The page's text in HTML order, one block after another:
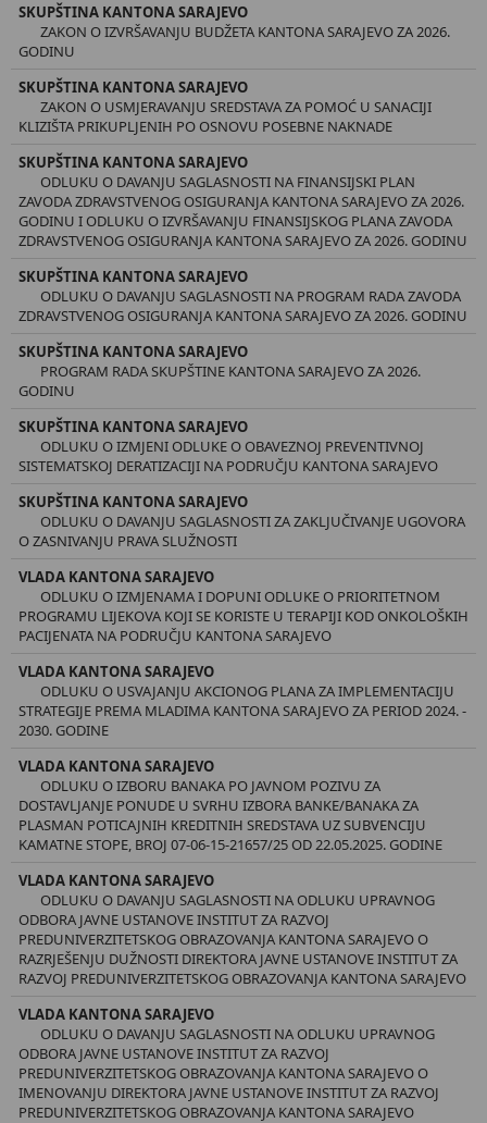
SKUPŠTINA KANTONA SARAJEVO
ZAKON O IZVRŠAVANJU BUDŽETA KANTONA SARAJEVO ZA 2026.
GODINU
SKUPŠTINA KANTONA SARAJEVO
ZAKON O USMJERAVANJU SREDSTAVA ZA POMOĆ U SANACIJI
KLIZIŠTA PRIKUPLJENIH PO OSNOVU POSEBNE NAKNADE
SKUPŠTINA KANTONA SARAJEVO
ODLUKU O DAVANJU SAGLASNOSTI NA FINANSIJSKI PLAN
ZAVODA ZDRAVSTVENOG OSIGURANJA KANTONA SARAJEVO ZA 2026.
GODINU I ODLUKU O IZVRŠAVANJU FINANSIJSKOG PLANA ZAVODA
ZDRAVSTVENOG OSIGURANJA KANTONA SARAJEVO ZA 2026. GODINU
SKUPŠTINA KANTONA SARAJEVO
ODLUKU O DAVANJU SAGLASNOSTI NA PROGRAM RADA ZAVODA
ZDRAVSTVENOG OSIGURANJA KANTONA SARAJEVO ZA 2026. GODINU
SKUPŠTINA KANTONA SARAJEVO
PROGRAM RADA SKUPŠTINE KANTONA SARAJEVO ZA 2026.
GODINU
SKUPŠTINA KANTONA SARAJEVO
ODLUKU O IZMJENI ODLUKE O OBAVEZNOJ PREVENTIVNOJ
SISTEMATSKOJ DERATIZACIJI NA PODRUČJU KANTONA SARAJEVO
SKUPŠTINA KANTONA SARAJEVO
ODLUKU O DAVANJU SAGLASNOSTI ZA ZAKLJUČIVANJE UGOVORA
O ZASNIVANJU PRAVA SLUŽNOSTI
VLADA KANTONA SARAJEVO
ODLUKU O IZMJENAMA I DOPUNI ODLUKE O PRIORITETNOM
PROGRAMU LIJEKOVA KOJI SE KORISTE U TERAPIJI KOD ONKOLOŠKIH
PACIJENATA NA PODRUČJU KANTONA SARAJEVO
VLADA KANTONA SARAJEVO
ODLUKU O USVAJANJU AKCIONOG PLANA ZA IMPLEMENTACIJU
STRATEGIJE PREMA MLADIMA KANTONA SARAJEVO ZA PERIOD 2024. -
2030. GODINE
VLADA KANTONA SARAJEVO
ODLUKU O IZBORU BANAKA PO JAVNOM POZIVU ZA
DOSTAVLJANJE PONUDE U SVRHU IZBORA BANKE/BANAKA ZA
PLASMAN POTICAJNIH KREDITNIH SREDSTAVA UZ SUBVENCIJU
KAMATNE STOPE, BROJ 07-06-15-21657/25 OD 22.05.2025. GODINE
VLADA KANTONA SARAJEVO
ODLUKU O DAVANJU SAGLASNOSTI NA ODLUKU UPRAVNOG
ODBORA JAVNE USTANOVE INSTITUT ZA RAZVOJ
PREDUNIVERZITETSKOG OBRAZOVANJA KANTONA SARAJEVO O
RAZRJEŠENJU DUŽNOSTI DIREKTORA JAVNE USTANOVE INSTITUT ZA
RAZVOJ PREDUNIVERZITETSKOG OBRAZOVANJA KANTONA SARAJEVO
VLADA KANTONA SARAJEVO
ODLUKU O DAVANJU SAGLASNOSTI NA ODLUKU UPRAVNOG
ODBORA JAVNE USTANOVE INSTITUT ZA RAZVOJ
PREDUNIVERZITETSKOG OBRAZOVANJA KANTONA SARAJEVO O
IMENOVANJU DIREKTORA JAVNE USTANOVE INSTITUT ZA RAZVOJ
PREDUNIVERZITETSKOG OBRAZOVANJA KANTONA SARAJEVO